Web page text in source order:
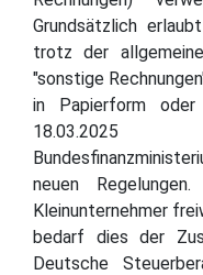
Grundsätzlich
trotz der
"sonstige
in Papierform
18.03.2025
neuen
Kleinunternehmer
bedarf dies der
Deutsche